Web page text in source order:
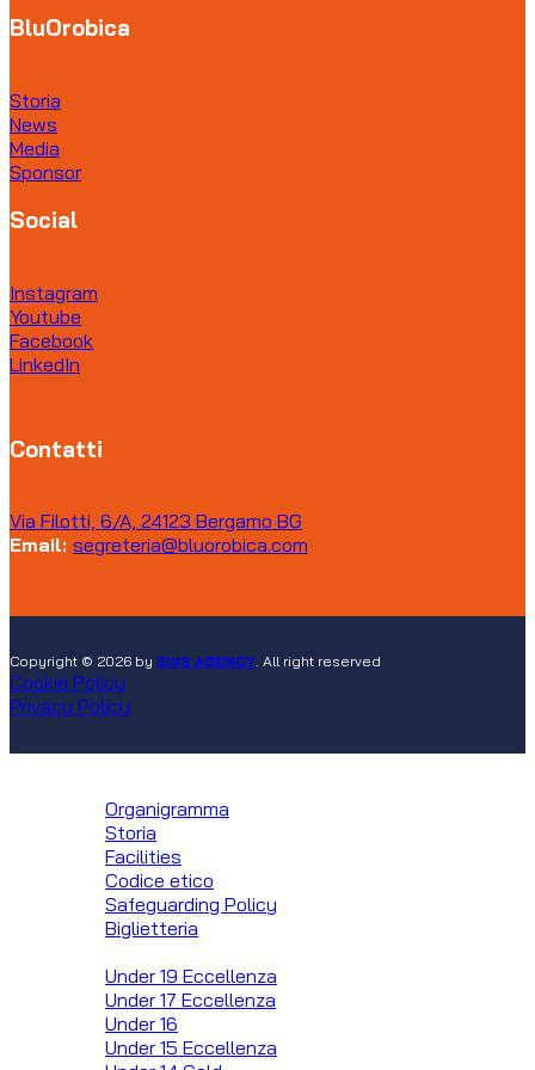
BluOrobica
Storia
News
Media
Sponsor
Social
Instagram
Youtube
Facebook
LinkedIn
Contatti
Via Filotti, 6/A, 24123 Bergamo BG
Email: segreteria@bluorobica.com
Copyright © 2026 by SWS AGENCY. All right reserved
Cookie Policy
Privacy Policy
Organigramma
Storia
Facilities
Codice etico
Safeguarding Policy
Biglietteria
Under 19 Eccellenza
Under 17 Eccellenza
Under 16
Under 15 Eccellenza